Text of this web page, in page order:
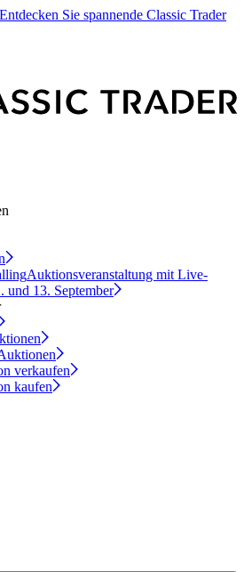
Entdecken Sie spannende Classic Trader
Auktionsveranstaltung mit Live-
und 13. September
verkaufen
kaufen